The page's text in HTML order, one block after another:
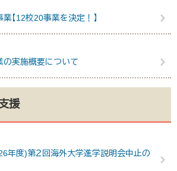
【12校20事業を決定！】
の実施概要について
援
年度)第２回海外大学進学説明会中止の